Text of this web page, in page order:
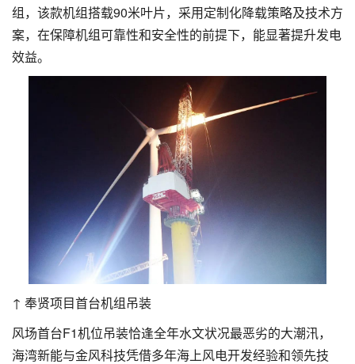
组，该款机组搭载90米叶片，采用定制化降载策略及技术方
案，在保障机组可靠性和安全性的前提下，能显著提升发电
效益。
↑ 奉贤项目首台机组吊装
风场首台F1机位吊装恰逢全年水文状况最恶劣的大潮汛，
海湾新能与金风科技凭借多年海上风电开发经验和领先技